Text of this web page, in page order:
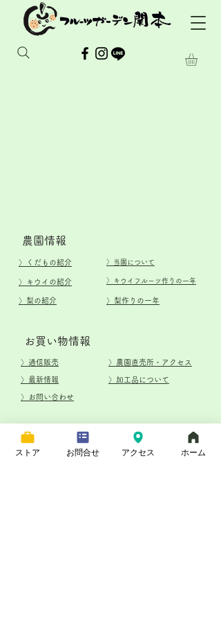
​農園情報
​〉 くだもの紹介
​〉キウイの紹介
​〉梨の紹介
​〉当園について
​〉キウイフルーツ作りの一年
​〉梨作りの一年
​お買い物情報
​〉通信販売
〉最新情報
​〉農園直売所・アクセス
​〉加工品について
​〉お問い合わせ
ストア お問合せ アクセス ホーム